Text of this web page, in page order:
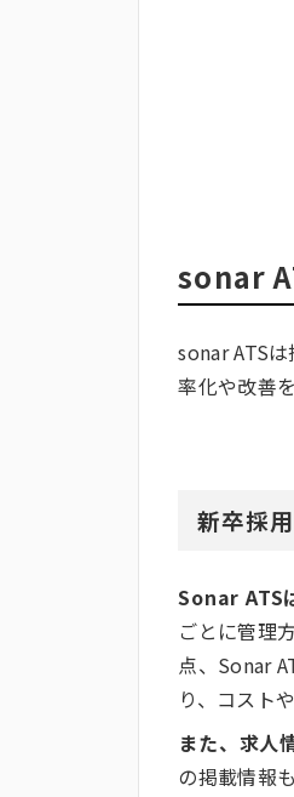
sonar
sonar ATS
率化や改善
新卒採
Sonar ATS
ごとに管理
点、Sonar
り、コスト
また、求人
の掲載情報